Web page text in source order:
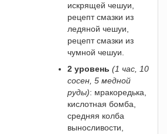
искрящей чешуи,
рецепт смазки из
ледяной чешуи,
рецепт смазки из
чумной чешуи.
2 уровень (1 час, 10
сосен, 5 медной
руды): мракоредька,
кислотная бомба,
средняя колба
выносливости,